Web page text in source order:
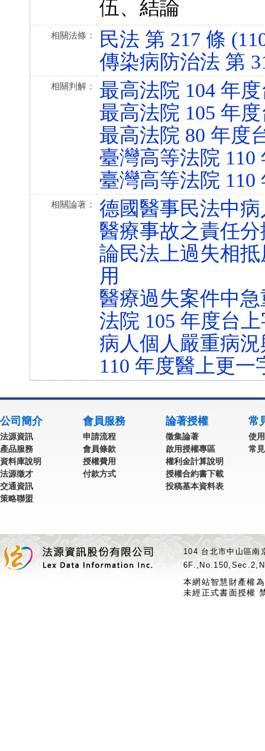
伍、結論
相關法條：
民法 第 217 條
傳染病防治法 第
相關判解：
最高法院 104 年
最高法院 105 年
最高法院 80 年度
臺灣高等法院
臺灣高等法院
相關論著：
德國醫事民法中
醫療事故之責任
論民法上過失相
用
醫療過失案件中
法院 105 年度台
病人個人嚴重病
110 年度醫上更
公司簡介
法源資訊
產品服務
資料庫說明
法源徵才
交通資訊
策略聯盟
會員服務
申請流程
會員條款
授權費用
付款方式
論著授權
徵集論著
啟用授權專區
權利金計算說明
授權合約書下載
投稿基本資料表
常
使
常
104 台北市中山區
本網站智慧財產權
未經正式書面授權